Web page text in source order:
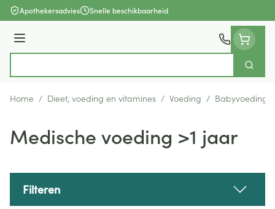
Ga naar de inhoud
Apothekersadvies Snelle beschikbaarheid
Menu
Zoek
Home / Dieet, voeding en vitamines / Voeding / Babyvoeding
Medische voeding >1 jaar
Filteren